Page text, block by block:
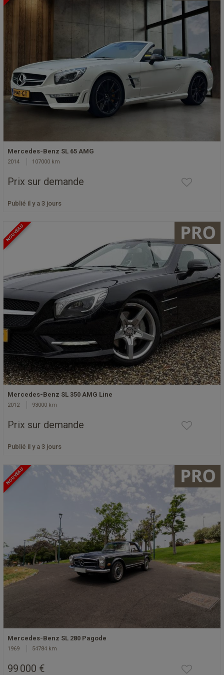
Mercedes-Benz SL 65 AMG
2014 107000 km
Prix sur demande
Publié il y a 3 jours
NOUVEAU
Mercedes-Benz SL 350 AMG Line
2012 93000 km
Prix sur demande
Publié il y a 3 jours
NOUVEAU
Mercedes-Benz SL 280 Pagode
1969 54784 km
99 000 €